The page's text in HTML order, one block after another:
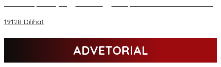
19128 Dilihat
ADVETORIAL